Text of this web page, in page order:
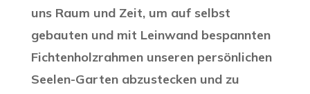
uns Raum und Zeit, um auf selbst
gebauten und mit Leinwand bespannten
Fichtenholzrahmen unseren persönlichen
Seelen-Garten abzustecken und zu